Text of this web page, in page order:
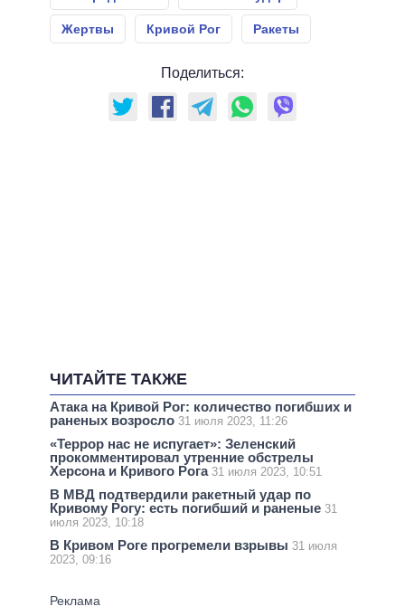
Жертвы Кривой Рог Ракеты
Поделиться:
ЧИТАЙТЕ ТАКЖЕ
Атака на Кривой Рог: количество погибших и
раненых возросло 31 июля 2023, 11:26
«Террор нас не испугает»: Зеленский
прокомментировал утренние обстрелы
Херсона и Кривого Рога 31 июля 2023, 10:51
В МВД подтвердили ракетный удар по
Кривому Рогу: есть погибший и раненые 31
июля 2023, 10:18
В Кривом Роге прогремели взрывы 31 июля
2023, 09:16